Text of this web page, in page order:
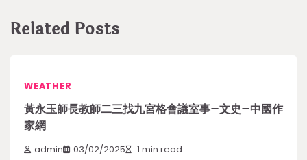
Related Posts
WEATHER
黃永玉師長教師二三找九宮格會議室事–文史–中國作
家網
admin 03/02/2025 1 min read